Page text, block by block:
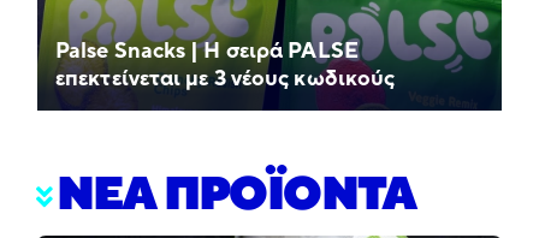
Palse Snacks | Η σειρά PALSE
επεκτείνεται με 3 νέους κωδικούς
ΝΕΑ ΠΡΟΪΟΝΤΑ